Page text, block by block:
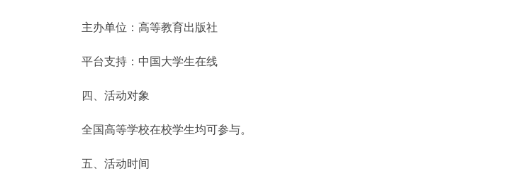
主办单位：高等教育出版社
平台支持：中国大学生在线
四、活动对象
全国高等学校在校学生均可参与。
五、活动时间